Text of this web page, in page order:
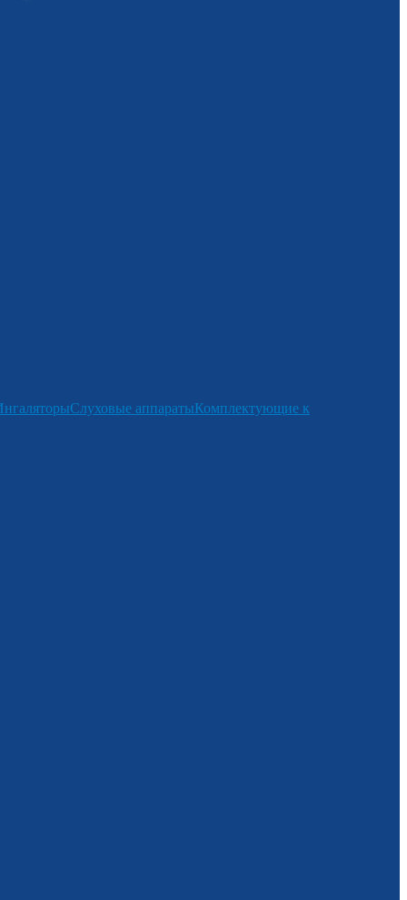
Слуховые аппаратыКомплектующие к